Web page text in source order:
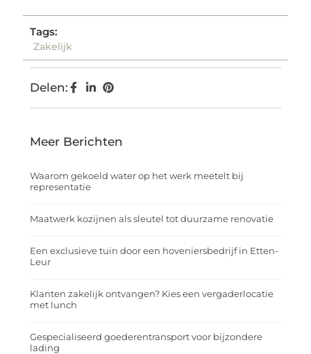
Tags:
Zakelijk
Delen:
Meer Berichten
Waarom gekoeld water op het werk meetelt bij
representatie
Maatwerk kozijnen als sleutel tot duurzame renovatie
Een exclusieve tuin door een hoveniersbedrijf in Etten-
Leur
Klanten zakelijk ontvangen? Kies een vergaderlocatie
met lunch
Gespecialiseerd goederentransport voor bijzondere
lading